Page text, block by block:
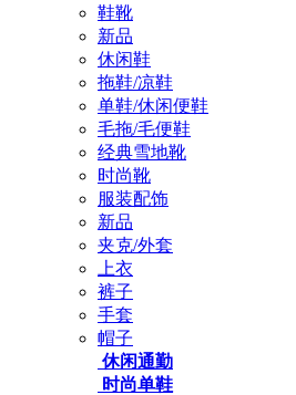
鞋靴
新品
休闲鞋
拖鞋/凉鞋
单鞋/休闲便鞋
毛拖/毛便鞋
经典雪地靴
时尚靴
服装配饰
新品
夹克/外套
上衣
裤子
手套
帽子
休闲通勤
时尚单鞋